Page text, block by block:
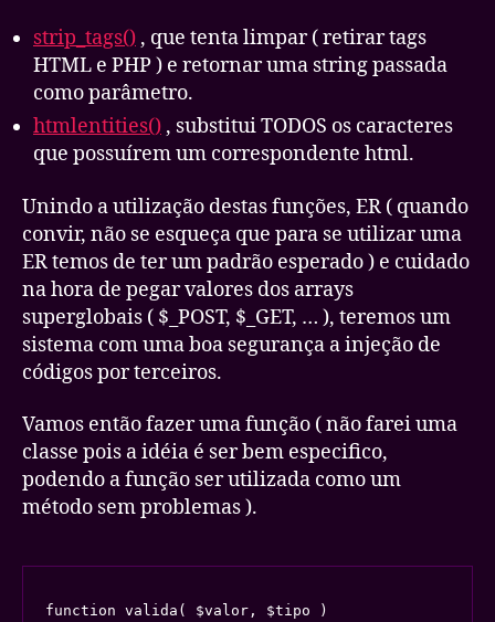
strip_tags() , que tenta limpar ( retirar tags
HTML e PHP ) e retornar uma string passada
como parâmetro.
htmlentities() , substitui TODOS os caracteres
que possuírem um correspondente html.
Unindo a utilização destas funções, ER ( quando
convir, não se esqueça que para se utilizar uma
ER temos de ter um padrão esperado ) e cuidado
na hora de pegar valores dos arrays
superglobais ( $_POST, $_GET, … ), teremos um
sistema com uma boa segurança a injeção de
códigos por terceiros.
Vamos então fazer uma função ( não farei uma
classe pois a idéia é ser bem especifico,
podendo a função ser utilizada como um
método sem problemas ).
function valida( $valor, $tipo )